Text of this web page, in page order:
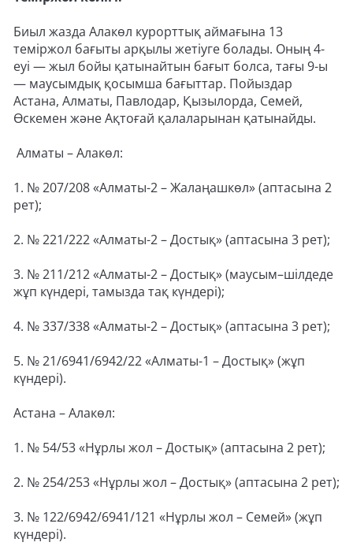
Биыл жазда Алакөл курорттық аймағына 13
теміржол бағыты арқылы жетіуге болады. Оның 4-
еуі — жыл бойы қатынайтын бағыт болса, тағы 9-ы
— маусымдық қосымша бағыттар. Пойыздар
Астана, Алматы, Павлодар, Қызылорда, Семей,
Өскемен және Ақтоғай қалаларынан қатынайды.
Алматы – Алакөл:
1. № 207/208 «Алматы-2 – Жалаңашкөл» (аптасына 2
рет);
2. № 221/222 «Алматы-2 – Достық» (аптасына 3 рет);
3. № 211/212 «Алматы-2 – Достық» (маусым–шілдеде
жұп күндері, тамызда тақ күндері);
4. № 337/338 «Алматы-2 – Достық» (аптасына 3 рет);
5. № 21/6941/6942/22 «Алматы-1 – Достық» (жұп
күндері).
Астана – Алакөл:
1. № 54/53 «Нұрлы жол – Достық» (аптасына 2 рет);
2. № 254/253 «Нұрлы жол – Достық» (аптасына 2 рет);
3. № 122/6942/6941/121 «Нұрлы жол – Семей» (жұп
күндері).